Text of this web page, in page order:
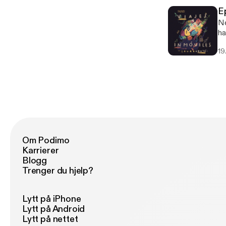
Om Podimo
Karrierer
Blogg
Trenger du hjelp?
Lytt på iPhone
Lytt på Android
Lytt på nettet